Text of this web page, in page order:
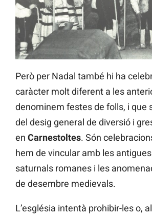
Però per Nadal també hi ha
caràcter molt diferent a les
denominem festes de folls, i que
del desig general de diversió i
en Carnestoltes. Són
hem de vincular amb les
saturnals romanes i les
de desembre medievals.
L’església intentà prohibir-les o,